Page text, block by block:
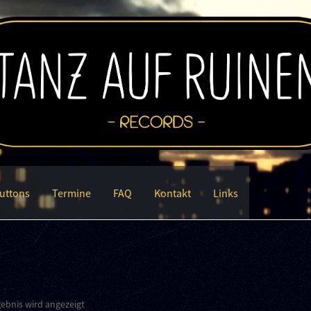
Termine FAQ Kontakt Links
wird angezeigt